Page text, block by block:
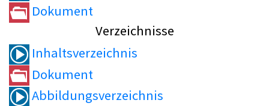
Dokument
Verzeichnisse
Inhaltsverzeichnis
Dokument
Abbildungsverzeichnis